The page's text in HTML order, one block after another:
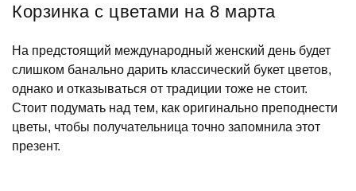
Корзинка с цветами на 8 марта
На предстоящий международный женский день будет
слишком банально дарить классический букет цветов,
однако и отказываться от традиции тоже не стоит.
Стоит подумать над тем, как оригинально преподнести
цветы, чтобы получательница точно запомнила этот
презент.